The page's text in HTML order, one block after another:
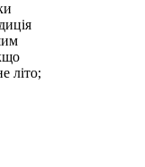
літо;